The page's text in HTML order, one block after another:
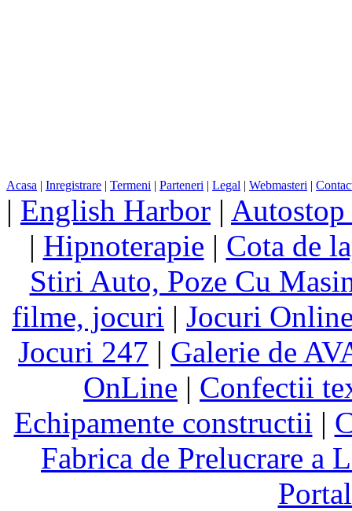
Acasa | Inregistrare | Termeni | Parteneri | Legal | Webmasteri |
| English Harbor |
| Hipnoterapie | Cota de
Stiri Auto, Poze Cu
filme, jocuri | Jocuri
Jocuri 247 | Galerie de
OnLine | Confectii
Echipamente constructii |
Fabrica de Prelucrare a